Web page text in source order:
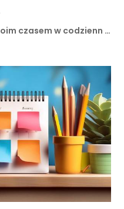
czasem w codzienn …